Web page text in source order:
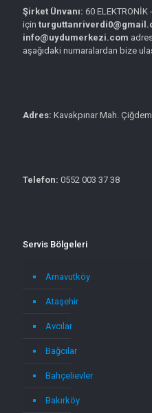
Şirket Ünvanı: 60 ELEKTRONİK
için
info@uydumerkezi.com
aşağıdaki numaralardan bize
Adres: Kavakpınar Mah.
Telefon: 0552 003 37 38
Servis Bölgeleri
Arnavutköy
Ataşehir
Avcılar
Bağcılar
Bahçelievler
Bakırköy